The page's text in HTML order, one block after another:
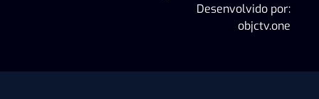
Desenvolvido por:
objctv.one